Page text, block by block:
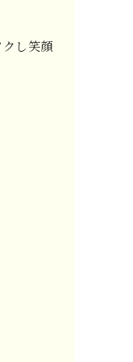
し笑顔